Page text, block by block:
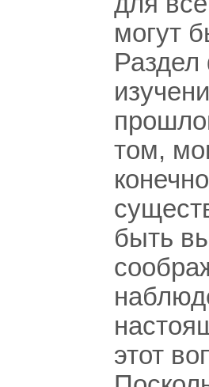
могут
том,
быть
этот